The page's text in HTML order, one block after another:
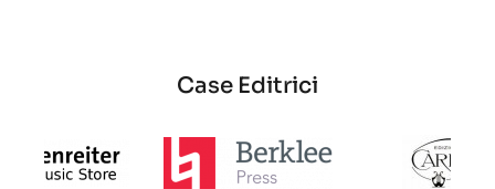
Case Editrici